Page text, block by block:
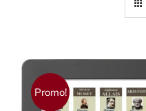
Promo!